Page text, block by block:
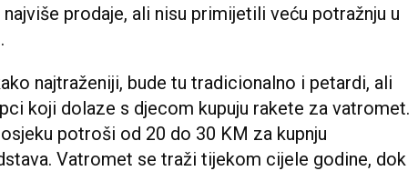
prodaje, ali nisu primijetili veću potražnju u
najtraženiji, bude tu tradicionalno i petardi, ali
koji dolaze s djecom kupuju rakete za vatromet.
potroši od 20 do 30 KM za kupnju
Vatromet se traži tijekom cijele godine, dok